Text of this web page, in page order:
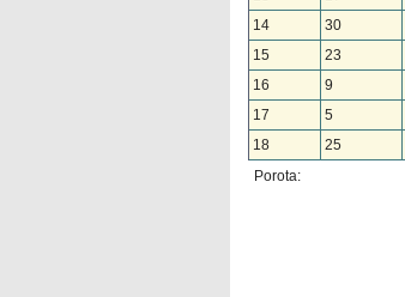
14
30
15
23
16
9
17
5
18
25
Porota: